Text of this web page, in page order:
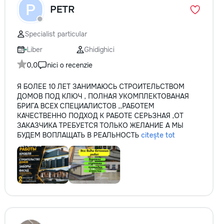
P PETR
Specialist particular
Liber
Ghidighici
0,0
nici o recenzie
Я БОЛЕЕ 10 ЛЕТ ЗАНИМАЮСЬ СТРОИТЕЛЬСТВОМ
ДОМОВ ПОД КЛЮЧ , ПОЛНАЯ УКОМПЛЕКТОВАНАЯ
БРИГА ВСЕХ СПЕЦИАЛИСТОВ ,,РАБОТЕМ
КАЧЕСТВЕННО ПОДХОД К РАБОТЕ СЕРЬЗНАЯ ,ОТ
ЗАКАЗЧИКА ТРЕБУЕТСЯ ТОЛЬКО ЖЕЛАНИЕ А МЫ
БУДЕМ ВОПЛАЩАТЬ В РЕАЛЬНОСТЬ citește tot